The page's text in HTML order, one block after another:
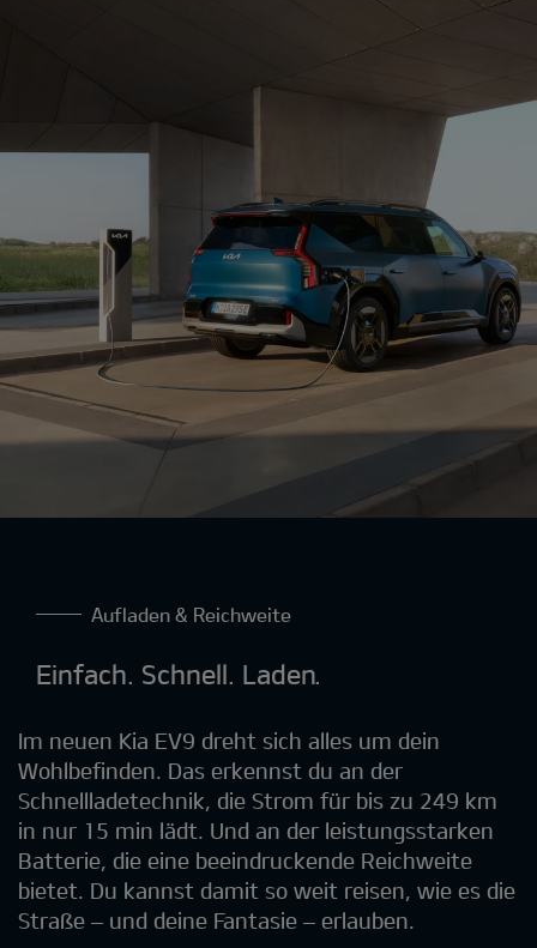
Aufladen & Reichweite
Einfach. Schnell. Laden.
Im neuen Kia EV9 dreht sich alles um dein
Wohlbefinden. Das erkennst du an der
Schnellladetechnik, die Strom für bis zu 249 km
in nur 15 min lädt. Und an der leistungsstarken
Batterie, die eine beeindruckende Reichweite
bietet. Du kannst damit so weit reisen, wie es die
Straße – und deine Fantasie – erlauben.